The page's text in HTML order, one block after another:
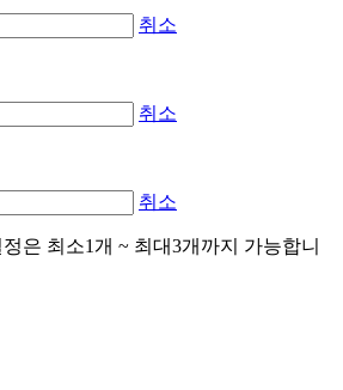
취소
취소
취소
은 최소1개 ~ 최대3개까지 가능합니